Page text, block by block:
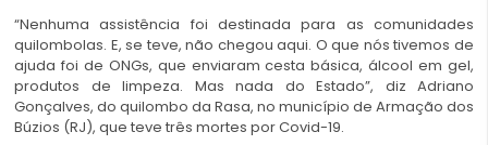
“Nenhuma assistência foi destinada para as comunidades
quilombolas. E, se teve, não chegou aqui. O que nós tivemos de
ajuda foi de ONGs, que enviaram cesta básica, álcool em gel,
produtos de limpeza. Mas nada do Estado”, diz Adriano
Gonçalves, do quilombo da Rasa, no município de Armação dos
Búzios (RJ), que teve três mortes por Covid-19.